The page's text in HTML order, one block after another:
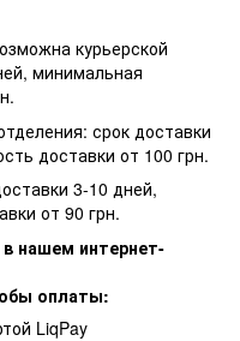
курьерской
минимальная
срок доставки
доставки от 100 грн.
3-10 дней,
от 90 грн.
нашем интернет-
оплаты:
LiqPay